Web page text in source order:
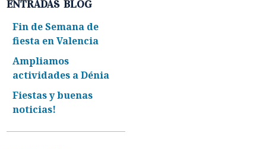
ENTRADAS BLOG
Fin de Semana de
fiesta en Valencia
Ampliamos
actividades a Dénia
Fiestas y buenas
noticias!